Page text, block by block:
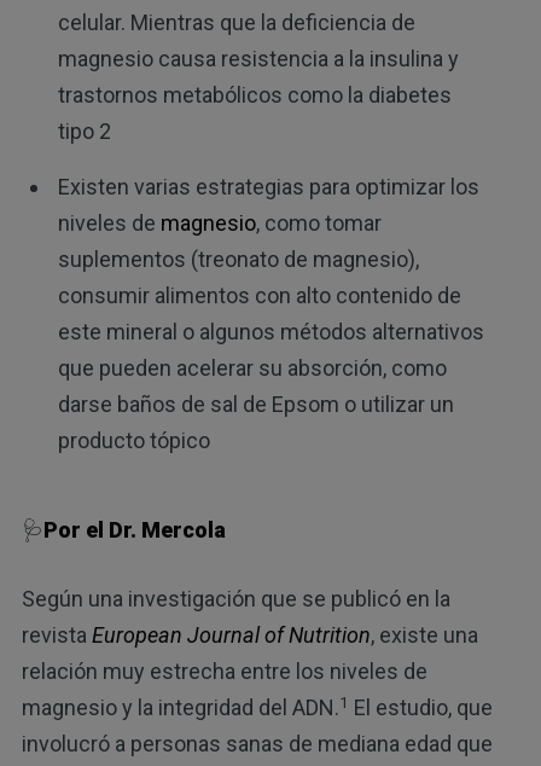
celular. Mientras que la deficiencia de
magnesio causa resistencia a la insulina y
trastornos metabólicos como la diabetes
tipo 2
Existen varias estrategias para optimizar los
niveles de magnesio, como tomar
suplementos (treonato de magnesio),
consumir alimentos con alto contenido de
este mineral o algunos métodos alternativos
que pueden acelerar su absorción, como
darse baños de sal de Epsom o utilizar un
producto tópico
🩺Por el Dr. Mercola
Según una investigación que se publicó en la
revista European Journal of Nutrition, existe una
relación muy estrecha entre los niveles de
magnesio y la integridad del ADN.1 El estudio, que
involucró a personas sanas de mediana edad que